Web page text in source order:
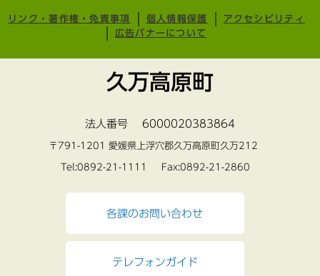
リンク・著作権・免責事項 個人情報保護
アクセシビリティ
広告バナーについて
久万高原町
法人番号 6000020383864
〒791-1201 愛媛県上浮穴郡久万高原町久万212
Tel:0892-21-1111 Fax:0892-21-2860
各課のお問い合わせ
テレフォンガイド